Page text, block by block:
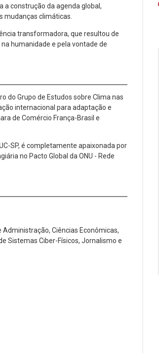
construção da agenda global,
mudanças climáticas.
transformadora, que resultou de
humanidade e pela vontade de
do Grupo de Estudos sobre Clima nas
internacional para adaptação e
de Comércio França-Brasil e
SP, é completamente apaixonada por
no Pacto Global da ONU - Rede
Administração, Ciências Econômicas,
Sistemas Ciber-Físicos, Jornalismo e
18 20
Ago
17:00h